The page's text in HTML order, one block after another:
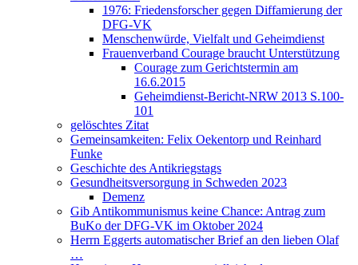
1976: Friedensforscher gegen Diffamierung der
DFG-VK
Menschenwürde, Vielfalt und Geheimdienst
Frauenverband Courage braucht Unterstützung
Courage zum Gerichtstermin am
16.6.2015
Geheimdienst-Bericht-NRW 2013 S.100-
101
gelöschtes Zitat
Gemeinsamkeiten: Felix Oekentorp und Reinhard
Funke
Geschichte des Antikriegstags
Gesundheitsversorgung in Schweden 2023
Demenz
Gib Antikommunismus keine Chance: Antrag zum
BuKo der DFG-VK im Oktober 2024
Herrn Eggerts automatischer Brief an den lieben Olaf
…